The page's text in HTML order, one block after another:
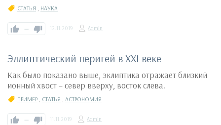
СТАТЬЯ , НАУКА
— 12.11.2019 Admin
Эллиптический перигей в XXI веке
Как было показано выше, эклиптика отражает близкий
ионный хвост – север вверху, восток слева.
ПРИМЕР , СТАТЬЯ , АСТРОНОМИЯ
— 11.11.2019 Admin